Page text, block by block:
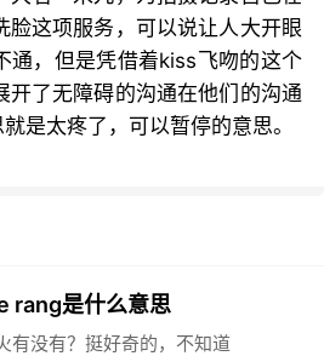
脸这项服务，可以说让人大开眼
通，但是凭借着kiss飞吻的这个
开了无障碍的沟通在他们的沟通
是太疼了，可以暂停的意思。
rang是什么意思
有没有？挺好奇的，不知道